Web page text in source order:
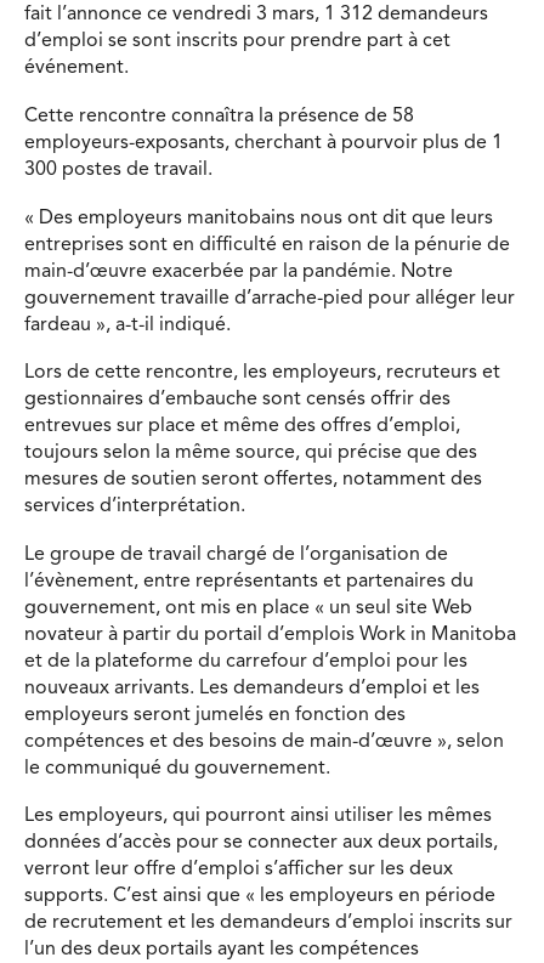
fait l’annonce ce vendredi 3 mars, 1 312 demandeurs
d’emploi se sont inscrits pour prendre part à cet
événement.
Cette rencontre connaîtra la présence de 58
employeurs-exposants, cherchant à pourvoir plus de 1
300 postes de travail.
« Des employeurs manitobains nous ont dit que leurs
entreprises sont en difficulté en raison de la pénurie de
main-d’œuvre exacerbée par la pandémie. Notre
gouvernement travaille d’arrache-pied pour alléger leur
fardeau », a-t-il indiqué.
Lors de cette rencontre, les employeurs, recruteurs et
gestionnaires d’embauche sont censés offrir des
entrevues sur place et même des offres d’emploi,
toujours selon la même source, qui précise que des
mesures de soutien seront offertes, notamment des
services d’interprétation.
Le groupe de travail chargé de l’organisation de
l’évènement, entre représentants et partenaires du
gouvernement, ont mis en place « un seul site Web
novateur à partir du portail d’emplois Work in Manitoba
et de la plateforme du carrefour d’emploi pour les
nouveaux arrivants. Les demandeurs d’emploi et les
employeurs seront jumelés en fonction des
compétences et des besoins de main-d’œuvre », selon
le communiqué du gouvernement.
Les employeurs, qui pourront ainsi utiliser les mêmes
données d’accès pour se connecter aux deux portails,
verront leur offre d’emploi s’afficher sur les deux
supports. C’est ainsi que « les employeurs en période
de recrutement et les demandeurs d’emploi inscrits sur
l’un des deux portails ayant les compétences